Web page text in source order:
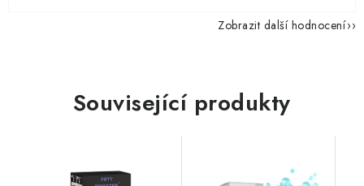
Zobrazit další hodnocení
Související produkty